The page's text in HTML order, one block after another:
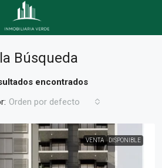
Búsqueda
encontrados
Orden por defecto
VENTA DISPONIBLE